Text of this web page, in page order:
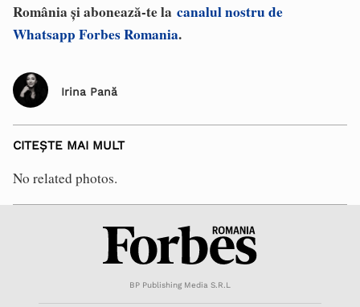
România și abonează-te la canalul nostru de
Whatsapp Forbes Romania.
Irina Pană
CITEȘTE MAI MULT
No related photos.
BP Publishing Media S.R.L